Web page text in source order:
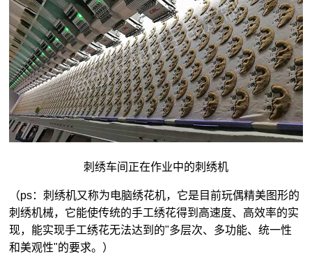
刺绣车间正在作业中的刺绣机
（ps：刺绣机又称为电脑绣花机，它是目前玩偶精美图形的
刺绣机械，它能使传统的手工绣花得到高速度、高效率的实
现，能实现手工绣花无法达到的"多层次、多功能、统一性
和美观性"的要求。）